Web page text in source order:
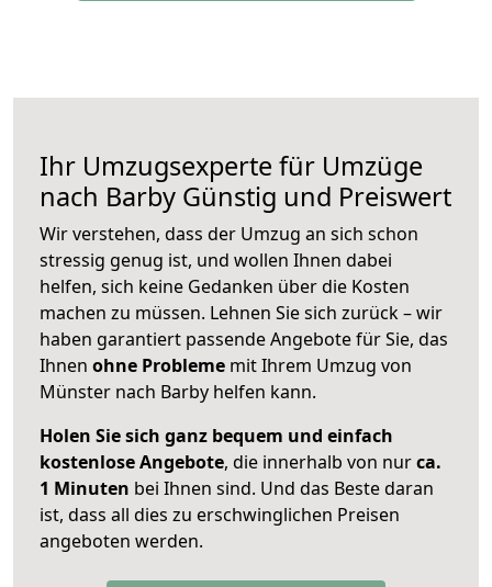
Ihr Umzugsexperte für Umzüge
nach Barby Günstig und Preiswert
Wir verstehen, dass der Umzug an sich schon
stressig genug ist, und wollen Ihnen dabei
helfen, sich keine Gedanken über die Kosten
machen zu müssen. Lehnen Sie sich zurück – wir
haben garantiert passende Angebote für Sie, das
Ihnen ohne Probleme mit Ihrem Umzug von
Münster nach Barby helfen kann.
Holen Sie sich ganz bequem und einfach
kostenlose Angebote, die innerhalb von nurca.
1 Minuten bei Ihnen sind. Und das Beste daran
ist, dass all dies zu erschwinglichen Preisen
angeboten werden.